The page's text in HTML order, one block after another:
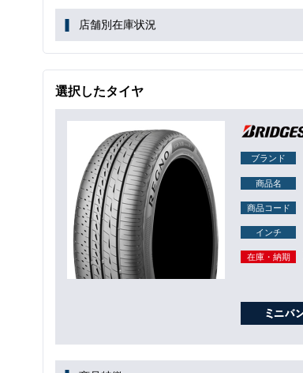
店舗別在庫状況
選択したタイヤ
ブランド
商品名
商品コード
インチ
在庫・納期